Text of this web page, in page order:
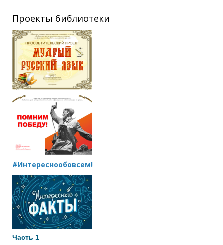
Проекты библиотеки
#Интереснообовсем!
Часть 1